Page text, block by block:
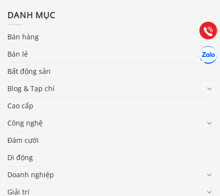
DANH MỤC
Bán hàng
Bán lẻ
Bất động sản
Blog & Tạp chí
Cao cấp
Công nghệ
Đám cưới
Di động
Doanh nghiệp
Giải trí
Gọi
(028) 22.166.144
Chát